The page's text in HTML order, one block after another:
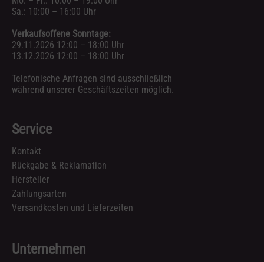
Sa.: 10:00 – 16:00 Uhr
Verkaufsoffene Sonntage:
29.11.2026 12:00 – 18:00 Uhr
13.12.2026 12:00 – 18:00 Uhr
Telefonische Anfragen sind ausschließlich
während unserer Geschäftszeiten möglich.
Service
Kontakt
Rückgabe & Reklamation
Hersteller
Zahlungsarten
Versandkosten und Lieferzeiten
Unternehmen